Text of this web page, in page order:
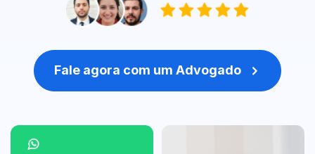
Fale agora com um Advogado 